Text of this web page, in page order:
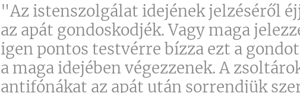
"Az istenszolgálat idejének jelzéséről
az apát gondoskodjék. Vagy maga
igen pontos testvérre bízza ezt a
a maga idejében végezzenek. A
antifónákat az apát után sorrendjük